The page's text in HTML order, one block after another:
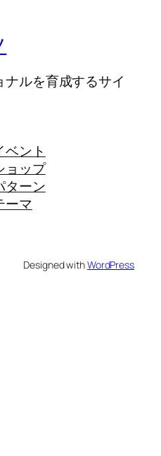
ルを育成するサイ
ベント
ョップ
ターン
ーマ
Designed withWordPress